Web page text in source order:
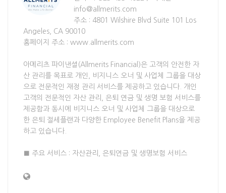
info@allmerits.com
주소 : 4801 Wilshire Blvd Suite 101 Los
Angeles, CA 90010
홈페이지 주소 : www.allmerits.com
아메리츠 파이낸셜(Allmerits Financial)은 고객의 안전한 자
산 관리를 목표로 개인, 비지니스 오너 및 사업체 그룹을 대상
으로 전문적인 재정 관리 서비스를 제공하고 있습니다. 개인
고객의 전문적인 자산 관리, 은퇴 연금 및 생명 보험 서비스를
제공함과 동시에 비지니스 오너 및 사업체 그룹을 대상으로
한 은퇴 절세플랜과 다양한 Employee Benefit Plans을 제공
하고 있습니다.
■ 주요 서비스 : 자산관리, 은퇴연금 및 생명보험 서비스